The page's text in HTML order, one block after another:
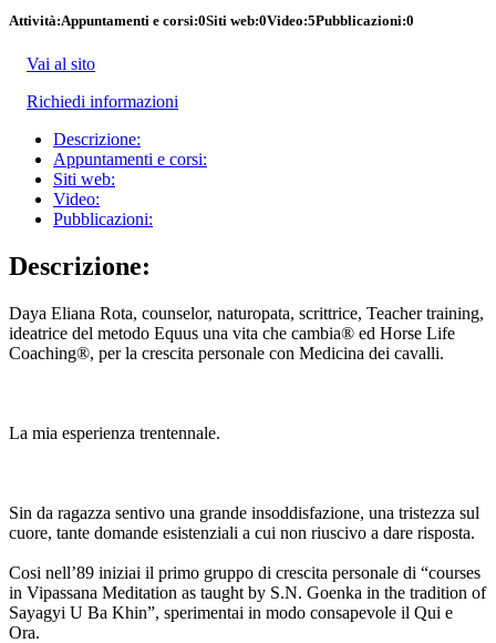
Attività:Appuntamenti e corsi:0Siti web:0Video:5Pubblicazioni:0
Vai al sito
Richiedi informazioni
Descrizione:
Appuntamenti e corsi:
Siti web:
Video:
Pubblicazioni:
Descrizione:
Daya Eliana Rota, counselor, naturopata, scrittrice, Teacher training,
ideatrice del metodo Equus una vita che cambia® ed Horse Life
Coaching®, per la crescita personale con Medicina dei cavalli.
La mia esperienza trentennale.
Sin da ragazza sentivo una grande insoddisfazione, una tristezza sul
cuore, tante domande esistenziali a cui non riuscivo a dare risposta.
Cosi nell’89 iniziai il primo gruppo di crescita personale di “courses
in Vipassana Meditation as taught by S.N. Goenka in the tradition of
Sayagyi U Ba Khin”, sperimentai in modo consapevole il Qui e
Ora.